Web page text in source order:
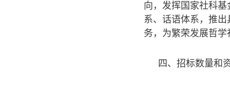
向，发挥国家社科
系、话语体系，推
务，为繁荣发展哲
四、招标数量和